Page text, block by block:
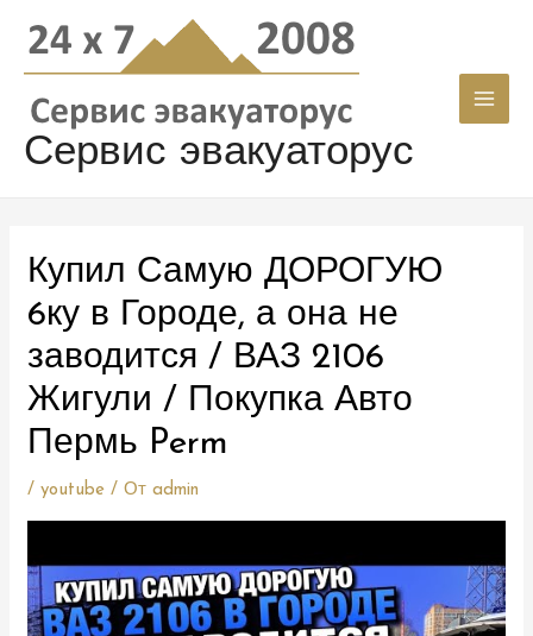
содержимому
Сервис эвакуаторус
Купил Самую ДОРОГУЮ
6ку в Городе, а она не
заводится / ВАЗ 2106
Жигули / Покупка Авто
Пермь Perm
/youtube / Отadmin
записям